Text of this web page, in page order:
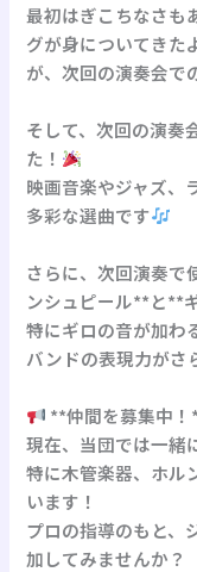
最初はぎこちなさも
グが身についてきた
が、次回の演奏会で
そして、次回の演奏
た！
映画音楽やジャズ、
多彩な選曲です
さらに、次回演奏で
ンシュピール**と**
特にギロの音が加わ
バンドの表現力がさ
**仲間を募集中！
現在、当団では一緒
特に木管楽器、ホル
います！
プロの指導のもと、
加してみませんか？